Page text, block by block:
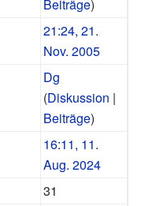
Beiträge)
21:24, 21.
Nov. 2005
Dg
(Diskussion |
Beiträge)
16:11, 11.
Aug. 2024
31